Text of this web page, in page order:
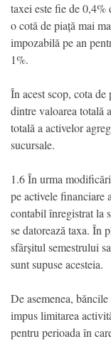
taxei este fie de
o cotă de piață mai
impozabilă pe an
1%.
În acest scop, cota
dintre valoarea totală
totală a activelor
sucursale.
1.6 În urma
pe activele financiare
contabil înregistrat la
se datorează taxa. În
sfârșitul semestrului
sunt supuse acesteia.
De asemenea,
impus limitarea
pentru perioada în